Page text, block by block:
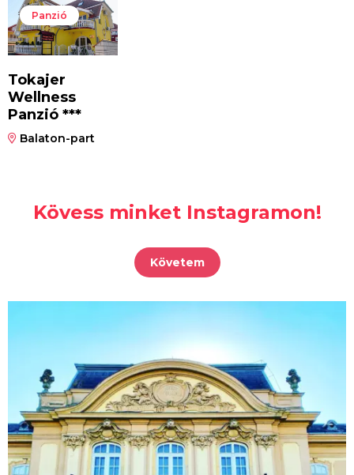
Panzió
Tokajer
Wellness
Panzió ***
Balaton-part
Kövess minket Instagramon!
Követem